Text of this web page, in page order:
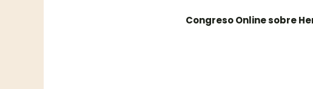
Congreso Online sobre